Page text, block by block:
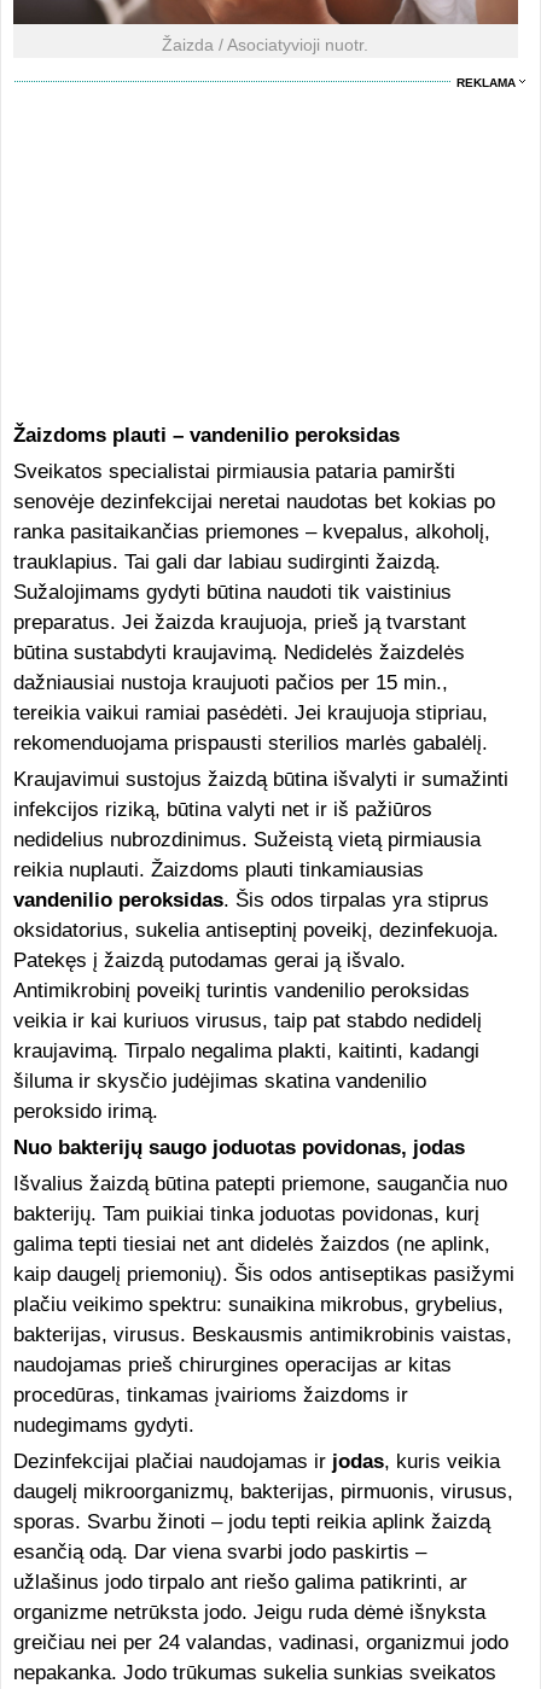
Žaizda / Asociatyvioji nuotr.
REKLAMA
Žaizdoms plauti – vandenilio peroksidas
Sveikatos specialistai pirmiausia pataria pamiršti
senovėje dezinfekcijai neretai naudotas bet kokias po
ranka pasitaikančias priemones – kvepalus, alkoholį,
trauklapius. Tai gali dar labiau sudirginti žaizdą.
Sužalojimams gydyti būtina naudoti tik vaistinius
preparatus. Jei žaizda kraujuoja, prieš ją tvarstant
būtina sustabdyti kraujavimą. Nedidelės žaizdelės
dažniausiai nustoja kraujuoti pačios per 15 min.,
tereikia vaikui ramiai pasėdėti. Jei kraujuoja stipriau,
rekomenduojama prispausti sterilios marlės gabalėlį.
Kraujavimui sustojus žaizdą būtina išvalyti ir sumažinti
infekcijos riziką, būtina valyti net ir iš pažiūros
nedidelius nubrozdinimus. Sužeistą vietą pirmiausia
reikia nuplauti. Žaizdoms plauti tinkamiausias
vandenilio peroksidas. Šis odos tirpalas yra stiprus
oksidatorius, sukelia antiseptinį poveikį, dezinfekuoja.
Patekęs į žaizdą putodamas gerai ją išvalo.
Antimikrobinį poveikį turintis vandenilio peroksidas
veikia ir kai kuriuos virusus, taip pat stabdo nedidelį
kraujavimą. Tirpalo negalima plakti, kaitinti, kadangi
šiluma ir skysčio judėjimas skatina vandenilio
peroksido irimą.
Nuo bakterijų saugo joduotas povidonas, jodas
Išvalius žaizdą būtina patepti priemone, saugančia nuo
bakterijų. Tam puikiai tinka joduotas povidonas, kurį
galima tepti tiesiai net ant didelės žaizdos (ne aplink,
kaip daugelį priemonių). Šis odos antiseptikas pasižymi
plačiu veikimo spektru: sunaikina mikrobus, grybelius,
bakterijas, virusus. Beskausmis antimikrobinis vaistas,
naudojamas prieš chirurgines operacijas ar kitas
procedūras, tinkamas įvairioms žaizdoms ir
nudegimams gydyti.
Dezinfekcijai plačiai naudojamas ir jodas, kuris veikia
daugelį mikroorganizmų, bakterijas, pirmuonis, virusus,
sporas. Svarbu žinoti – jodu tepti reikia aplink žaizdą
esančią odą. Dar viena svarbi jodo paskirtis –
užlašinus jodo tirpalo ant riešo galima patikrinti, ar
organizme netrūksta jodo. Jeigu ruda dėmė išnyksta
greičiau nei per 24 valandas, vadinasi, organizmui jodo
nepakanka. Jodo trūkumas sukelia sunkias sveikatos